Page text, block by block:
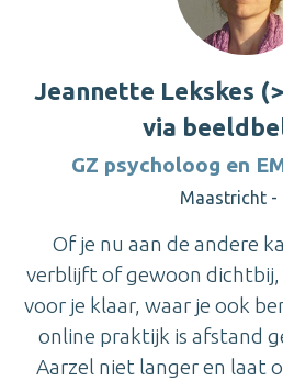
Jeannette Lekskes
via
GZ psycholoog en
Maastricht -
Of je nu aan de andere
verblijft of gewoon
voor je klaar, waar je ook
online praktijk is afstand
Aarzel niet langer en laat